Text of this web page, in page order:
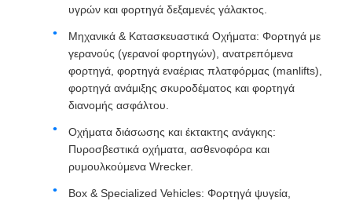
υγρών και φορτηγά δεξαμενές γάλακτος.
Μηχανικά & Κατασκευαστικά Οχήματα: Φορτηγά με
γερανούς (γερανοί φορτηγών), ανατρεπόμενα
φορτηγά, φορτηγά εναέριας πλατφόρμας (manlifts),
φορτηγά ανάμιξης σκυροδέματος και φορτηγά
διανομής ασφάλτου.
Οχήματα διάσωσης και έκτακτης ανάγκης:
Πυροσβεστικά οχήματα, ασθενοφόρα και
ρυμουλκούμενα Wrecker.
Box & Specialized Vehicles: Φορτηγά ψυγεία,